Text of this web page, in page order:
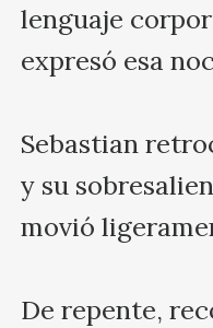
lenguaje
expresó esa
Sebastian
y su
movió
De repente,